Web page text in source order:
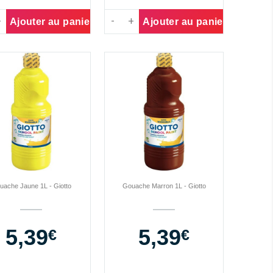
ajouter au panier ajouter au panier
Jaune 1L - Giotto
Prix
5,39€
Gouache Marron 1L - Giotto
Prix
5,39€